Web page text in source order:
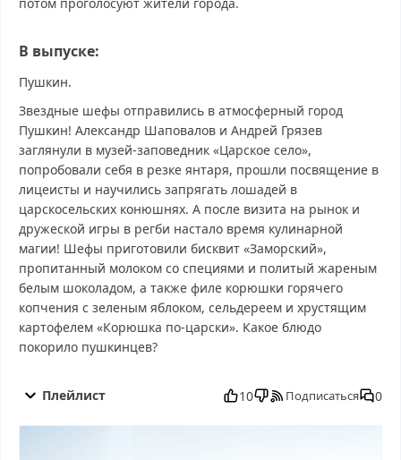
В выпуске:
Пушкин.
Звездные шефы отправились в атмосферный город
Пушкин! Александр Шаповалов и Андрей Грязев
заглянули в музей-заповедник «Царское село»,
попробовали себя в резке янтаря, прошли посвящение в
лицеисты и научились запрягать лошадей в
царскосельских конюшнях. А после визита на рынок и
дружеской игры в регби настало время кулинарной
магии! Шефы приготовили бисквит «Заморский»,
пропитанный молоком со специями и политый жареным
белым шоколадом, а также филе корюшки горячего
копчения с зеленым яблоком, сельдереем и хрустящим
картофелем «Корюшка по-царски». Какое блюдо
покорило пушкинцев?
хорошем, Повара на колесах от 21.09.2025 смотреть онлайн,
Повара на колесах от 21.09.2025 последний выпуск, Повара на
Плейлист 10 Подписаться 0